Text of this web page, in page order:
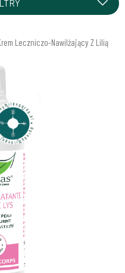
Leczniczo-Nawilżający Z Lilią